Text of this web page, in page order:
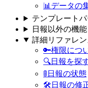
📊データの
テンプレート
日報以外の機能
詳細リファレン
🔑権限につ
🔍日報を探
🚦日報の状態
🛠️日報の修